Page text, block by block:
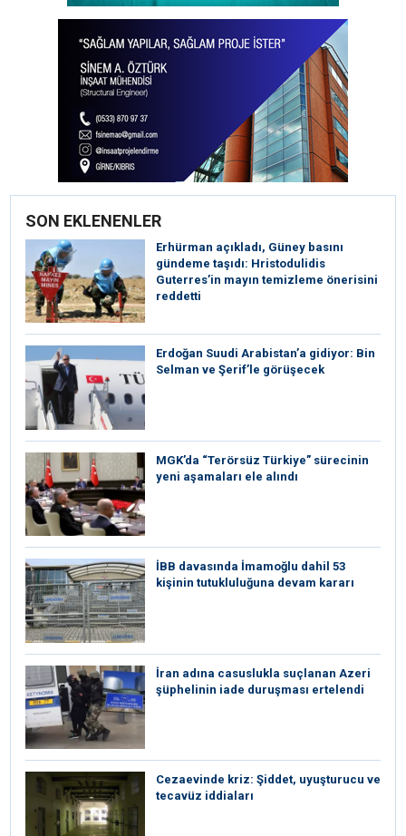
SON EKLENENLER
Erhürman açıkladı, Güney basını
gündeme taşıdı: Hristodulidis
Guterres’in mayın temizleme önerisini
reddetti
Erdoğan Suudi Arabistan’a gidiyor: Bin
Selman ve Şerif’le görüşecek
MGK’da “Terörsüz Türkiye” sürecinin
yeni aşamaları ele alındı
İBB davasında İmamoğlu dahil 53
kişinin tutukluluğuna devam kararı
İran adına casuslukla suçlanan Azeri
şüphelinin iade duruşması ertelendi
Cezaevinde kriz: Şiddet, uyuşturucu ve
tecavüz iddiaları